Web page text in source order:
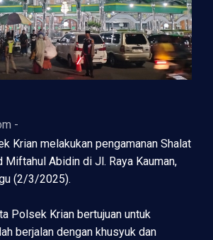
-
Krian melakukan pengamanan Shalat
Miftahul Abidin di Jl. Raya Kauman,
(2/3/2025).
Polsek Krian bertujuan untuk
berjalan dengan khusyuk dan